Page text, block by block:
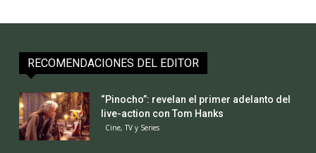
RECOMENDACIONES DEL EDITOR
“Pinocho”: revelan el primer adelanto del
live-action con Tom Hanks
Cine, TV y Series